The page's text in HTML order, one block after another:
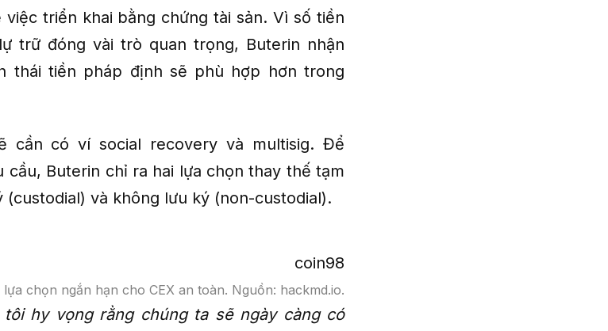
triển khai bằng chứng tài sản. Vì số tiền
trữ đóng vài trò quan trọng, Buterin nhận
thái tiền pháp định sẽ phù hợp hơn trong
cần có ví social recovery và multisig. Để
cầu, Buterin chỉ ra hai lựa chọn thay thế tạm
(custodial) và không lưu ký (non-custodial).
lựa chọn ngắn hạn cho CEX an toàn. Nguồn: hackmd.io.
tôi hy vọng rằng chúng ta sẽ ngày càng có